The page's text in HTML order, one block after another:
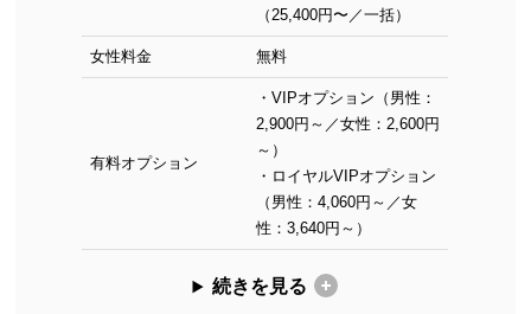
（25,400円〜／一括）
女性料金 無料
有料オプション
・VIPオプション（男性：
2,900円～／女性：2,600円
～）
・ロイヤルVIPオプション
（男性：4,060円～／女
性：3,640円～）
続きを見る